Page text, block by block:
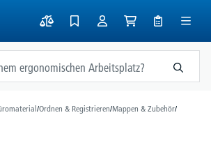
/Ordnen & Registrieren/Mappen & Zubehör/